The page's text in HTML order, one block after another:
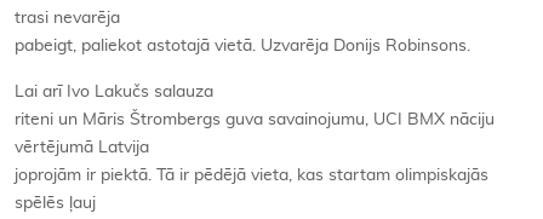
trasi nevarēja
pabeigt, paliekot astotajā vietā. Uzvarēja Donijs Robinsons.
Lai arī Ivo Lakučs salauza
riteni un Māris Štrombergs guva savainojumu, UCI BMX nāciju
vērtējumā Latvija
joprojām ir piektā. Tā ir pēdējā vieta, kas startam olimpiskajās
spēlēs ļauj